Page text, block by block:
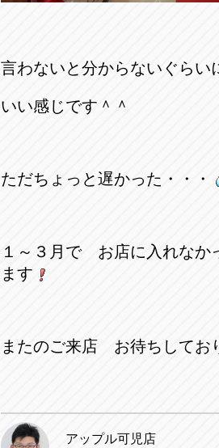
言わないと分からないぐらい
いい感じです＾＾
ただちょっと遅かった・・・
１～３月で お店に入れなか
ます
またのご来店 お待ちしてお
アップル可児店